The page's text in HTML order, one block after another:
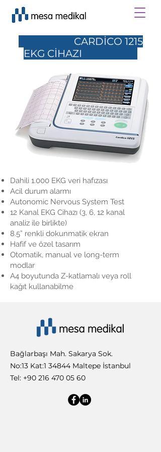
CARDİCO 1215
EKG CİHAZI
Dahili 1.000 EKG veri hafızası
Acil durum alarmı
Autonomic Nervous System Test
12 Kanal EKG Cihazı (3, 6, 12 kanal
analiz ile birlikte)
8.5” renkli dokunmatik ekran
Hafif ve özel tasarım
Otomatik, manual ve long-term
modlar
A4 boyutunda Z-katlamalı veya roll
kağıt kullanabilme
Bağlarbaşı Mah. Sakarya Sok.
No:13 Kat:1 34844 Maltepe İstanbul
Tel: +90 216 470 05 60